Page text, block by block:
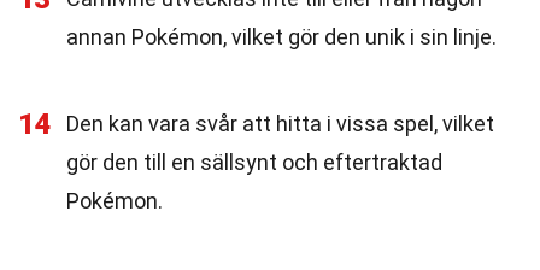
annan Pokémon, vilket gör den unik i sin linje.
14
Den kan vara svår att hitta i vissa spel, vilket
gör den till en sällsynt och eftertraktad
Pokémon.